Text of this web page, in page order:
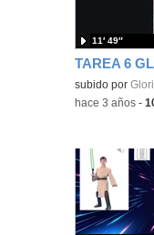
Contenido
subido por
11′ 49″
-hace 3 años -